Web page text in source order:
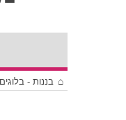
בננות - בלוגים